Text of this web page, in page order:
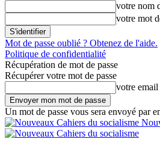
votre nom
votre mot
Mot de passe oublié ? Obtenez de l'aide.
Politique de confidentialité
Récupération de mot de passe
Récupérer votre mot de passe
votre email
Un mot de passe vous sera envoyé par